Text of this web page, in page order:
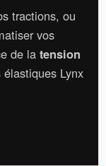
tractions, ou
vos
de la tension
Lynx